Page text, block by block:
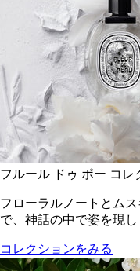
フルール ドゥ ポー コレ
フローラルノートとム
で、神話の中で姿を現し
コレクションをみる